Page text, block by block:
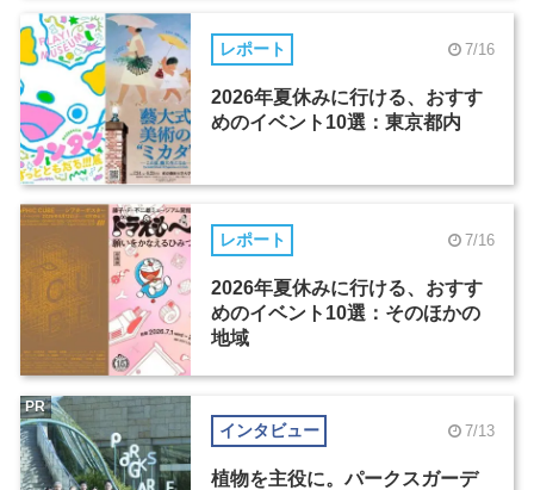
レポート 7/16
2026年夏休みに行ける、おすす
めのイベント10選：東京都内
レポート 7/16
2026年夏休みに行ける、おすす
めのイベント10選：そのほかの
地域
インタビュー 7/13
植物を主役に。パークスガーデ
PR